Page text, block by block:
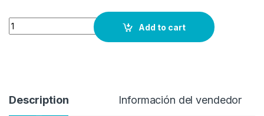
Quantity
Add to cart
Description Información del vendedor